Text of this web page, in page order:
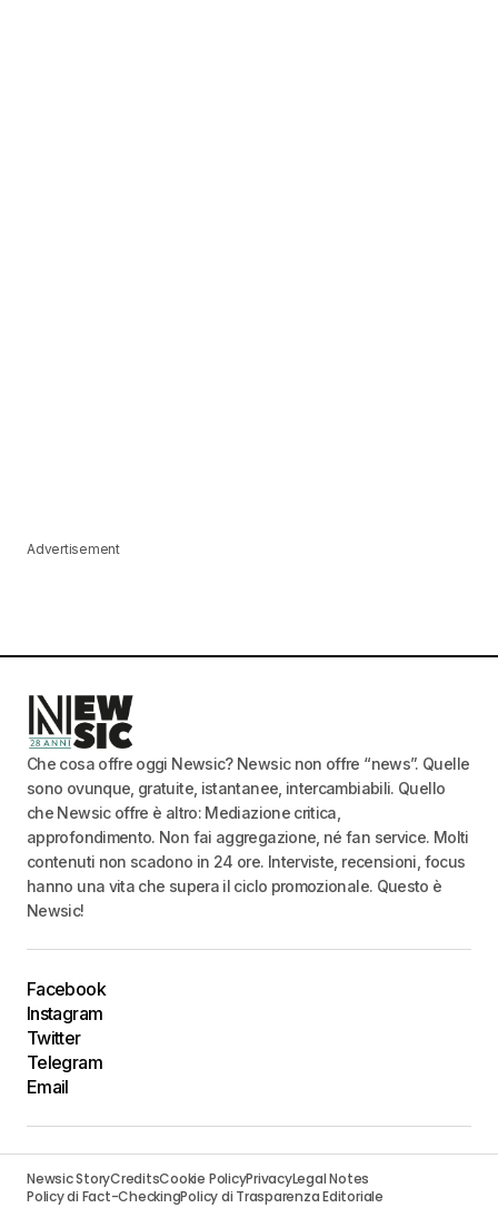
Advertisement
Che cosa offre oggi Newsic? Newsic non offre “news”. Quelle
sono ovunque, gratuite, istantanee, intercambiabili. Quello
che Newsic offre è altro: Mediazione critica,
approfondimento. Non fai aggregazione, né fan service. Molti
contenuti non scadono in 24 ore. Interviste, recensioni, focus
hanno una vita che supera il ciclo promozionale. Questo è
Newsic!
Facebook
Instagram
Twitter
Telegram
Email
Newsic StoryCreditsCookie PolicyPrivacyLegal Notes
Policy di Fact-CheckingPolicy di Trasparenza Editoriale